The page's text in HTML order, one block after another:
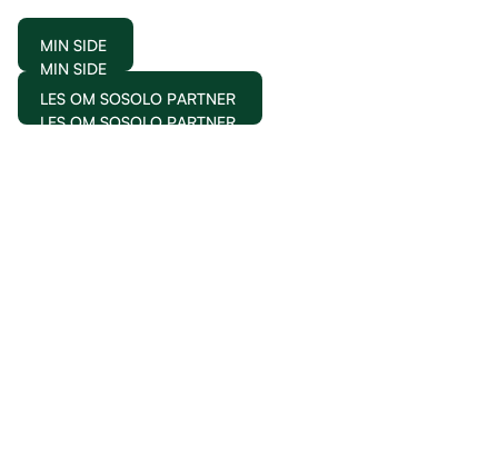
MIN SIDE
MIN SIDE
LES OM SOSOLO PARTNER
LES OM SOSOLO PARTNER